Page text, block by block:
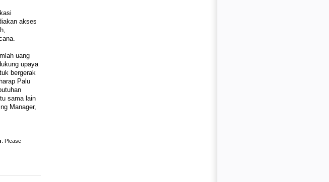
akses
uang
upaya
bergerak
Palu
sama lain
Manager,
. Please